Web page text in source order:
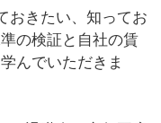
おきたい、知ってお
の検証と自社の賃
んでいただきま